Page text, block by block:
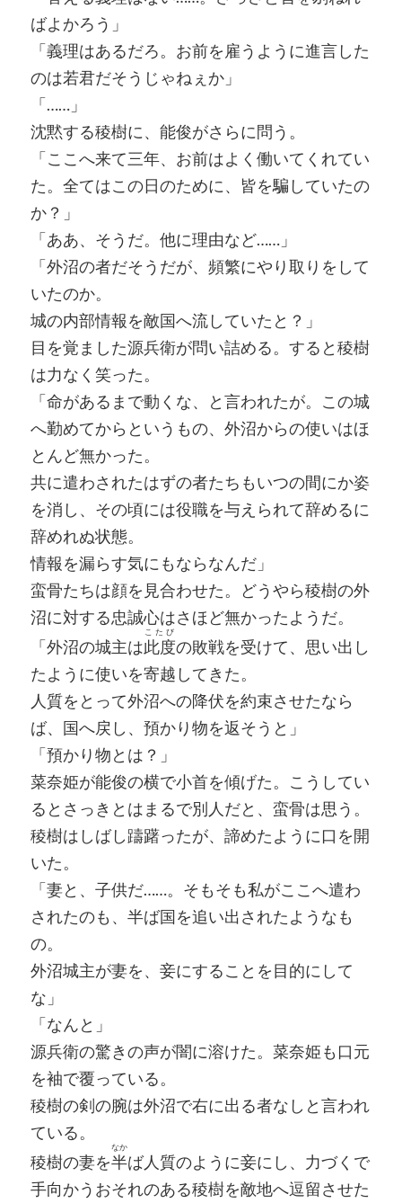
ばよかろう」
「義理はあるだろ。お前を雇うように進言した
のは若君だそうじゃねぇか」
「……」
沈黙する稜樹に、能俊がさらに問う。
「ここへ来て三年、お前はよく働いてくれてい
た。全てはこの日のために、皆を騙していたの
か？」
「ああ、そうだ。他に理由など……」
「外沼の者だそうだが、頻繁にやり取りをして
いたのか。
城の内部情報を敵国へ流していたと？」
目を覚ました源兵衛が問い詰める。すると稜樹
は力なく笑った。
「命があるまで動くな、と言われたが。この城
へ勤めてからというもの、外沼からの使いはほ
とんど無かった。
共に遣わされたはずの者たちもいつの間にか姿
を消し、その頃には役職を与えられて辞めるに
辞めれぬ状態。
情報を漏らす気にもならなんだ」
蛮骨たちは顔を見合わせた。どうやら稜樹の外
沼に対する忠誠心はさほど無かったようだ。
「外沼の城主は此度
こたび
の敗戦を受けて、思い出し
たように使いを寄越してきた。
人質をとって外沼への降伏を約束させたなら
ば、国へ戻し、預かり物を返そうと」
「預かり物とは？」
菜奈姫が能俊の横で小首を傾げた。こうしてい
るとさっきとはまるで別人だと、蛮骨は思う。
稜樹はしばし躊躇ったが、諦めたように口を開
いた。
「妻と、子供だ……。そもそも私がここへ遣わ
されたのも、半ば国を追い出されたようなも
の。
外沼城主が妻を、妾にすることを目的にして
な」
「なんと」
源兵衛の驚きの声が闇に溶けた。菜奈姫も口元
を袖で覆っている。
稜樹の剣の腕は外沼で右に出る者なしと言われ
ている。
稜樹の妻を半
なか
ば人質のように妾にし、力づくで
手向かうおそれのある稜樹を敵地へ逗留させた